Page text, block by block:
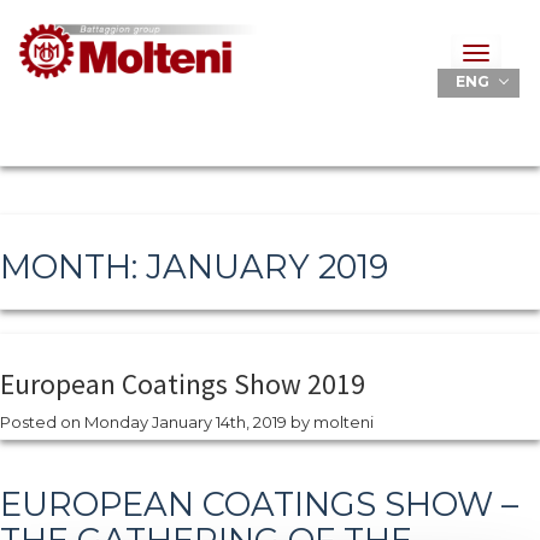
Toggle
ENG
MONTH: JANUARY 2019
European Coatings Show 2019
Posted on Monday January 14th, 2019 by molteni
EUROPEAN COATINGS SHOW –